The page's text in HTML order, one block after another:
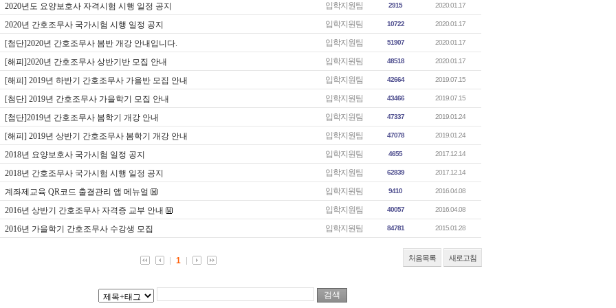
2020년도 요양보호사 자격시험 시행 일정 공지 입학지원팀 2915 2020.01.17
2020년 간호조무사 국가시험 시행 일정 공지 입학지원팀 10722 2020.01.17
[첨단]2020년 간호조무사 봄반 개강 안내입니다. 입학지원팀 51907 2020.01.17
[해피]2020년 간호조무사 상반기반 모집 안내 입학지원팀 48518 2020.01.17
[해피] 2019년 하반기 간호조무사 가을반 모집 안내 입학지원팀 42664 2019.07.15
[첨단] 2019년 간호조무사 가을학기 모집 안내 입학지원팀 43466 2019.07.15
[첨단]2019년 간호조무사 봄학기 개강 안내 입학지원팀 47337 2019.01.24
[해피] 2019년 상반기 간호조무사 봄학기 개강 안내 입학지원팀 47078 2019.01.24
2018년 요양보호사 국가시험 일정 공지 입학지원팀 4655 2017.12.14
2018년 간호조무사 국가시험 시행 일정 공지 입학지원팀 62839 2017.12.14
계좌제교육 QR코드 출결관리 앱 메뉴얼 입학지원팀 9410 2016.04.08
2016년 상반기 간호조무사 자격증 교부 안내 입학지원팀 40057 2016.04.08
2016년 가을학기 간호조무사 수강생 모집 입학지원팀 84781 2015.01.28
처음목록 새로고침
1